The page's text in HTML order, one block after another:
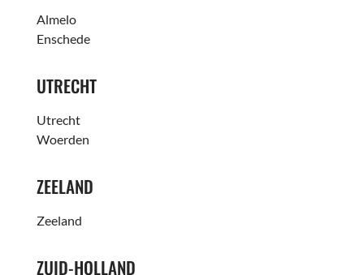
Almelo
Enschede
UTRECHT
Utrecht
Woerden
ZEELAND
Zeeland
ZUID-HOLLAND